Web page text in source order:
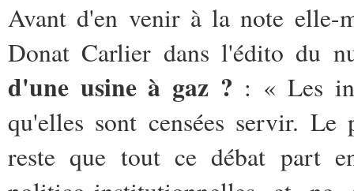
Avant d'en venir à la note elle-
Donat Carlier dans l'édito du
d'une usine à gaz ? : « Les
qu'elles sont censées servir.
reste que tout ce débat part